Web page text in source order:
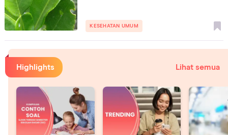
KESEHATAN UMUM
Highlights Lihat semua